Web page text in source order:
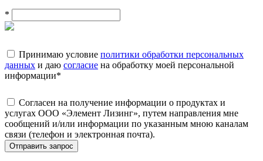
*
Принимаю условие политики обработки персональных
данных и даю согласие на обработку моей персональной
информации*
Согласен на получение информации о продуктах и
услугах ООО «Элемент Лизинг», путем направления мне
сообщений и/или информации по указанным мною каналам
связи (телефон и электронная почта).
Отправить запрос